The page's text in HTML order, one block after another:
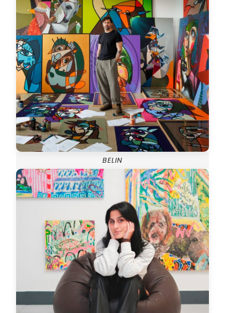
BELIN